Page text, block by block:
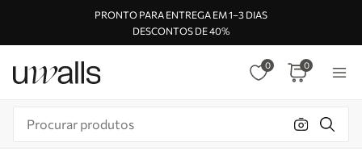
PRONTO PARA ENTREGA EM 1–3 DIAS
DESCONTOS DE 40%
0 0